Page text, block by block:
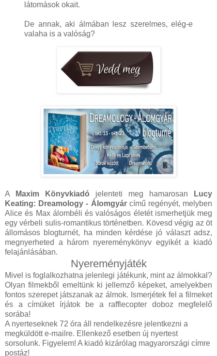
látomások okait.
De annak, aki álmában lesz szerelmes, elég-e
valaha is a valóság?
A Maxim Könyvkiadó jelenteti meg hamarosan
Lucy
Keating: Dreamology - Álomgyárcímű regényét, melyben
Alice és Max álombéli és valóságos életét ismerhetjük meg
egy vérbeli sulis-romantikus történetben. Kövesd végig az öt
állomásos blogturnét, ha minden kérdése jó választ adsz,
megnyerheted a három nyereménykönyv egyikét a kiadó
felajánlásában.
Nyereményjáték
Mivel is foglalkozhatna jelenlegi játékunk, mint az álmokkal?
Olyan filmekből emeltünk ki jellemző képeket, amelyekben
fontos szerepet játszanak az álmok. Ismerjétek fel a filmeket
és a címüket írjátok be a rafflecopter doboz megfelelő
sorába!
A nyerteseknek 72 óra áll rendelkezésre jelentkezni a
megküldött e-mailre. Ellenkező esetben új nyertest
sorsolunk. Figyelem! A kiadó kizárólag magyarországi címre
postáz!